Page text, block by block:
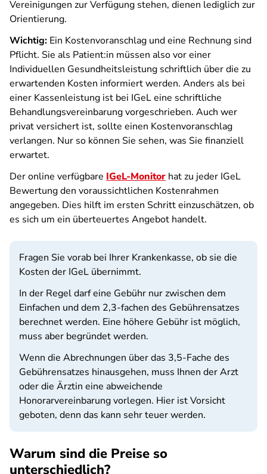
Vereinigungen zur Verfügung stehen, dienen lediglich zur
Orientierung.
Wichtig: Ein Kostenvoranschlag und eine Rechnung sind
Pflicht. Sie als Patient:in müssen also vor einer
Individuellen Gesundheitsleistung schriftlich über die zu
erwartenden Kosten informiert werden. Anders als bei
einer Kassenleistung ist bei IGeL eine schriftliche
Behandlungsvereinbarung vorgeschrieben. Auch wer
privat versichert ist, sollte einen Kostenvoranschlag
verlangen. Nur so können Sie sehen, was Sie finanziell
erwartet.
Der online verfügbare IGeL-Monitor hat zu jeder IGeL
Bewertung den voraussichtlichen Kostenrahmen
angegeben. Dies hilft im ersten Schritt einzuschätzen, ob
es sich um ein überteuertes Angebot handelt.
Fragen Sie vorab bei Ihrer Krankenkasse, ob sie die
Kosten der IGeL übernimmt.
In der Regel darf eine Gebühr nur zwischen dem
Einfachen und dem 2,3-fachen des Gebührensatzes
berechnet werden. Eine höhere Gebühr ist möglich,
muss aber begründet werden.
Wenn die Abrechnungen über das 3,5-Fache des
Gebührensatzes hinausgehen, muss Ihnen der Arzt
oder die Ärztin eine abweichende
Honorarvereinbarung vorlegen. Hier ist Vorsicht
geboten, denn das kann sehr teuer werden.
Warum sind die Preise so
unterschiedlich?